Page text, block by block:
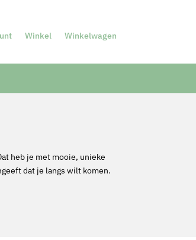
Winkel Winkelwagen
heb je met mooie, unieke
dat je langs wilt komen.